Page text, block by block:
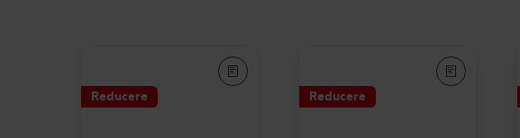
Reducere Reducere